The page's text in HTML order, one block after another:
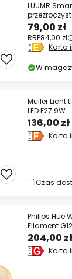
LUUMR
79,00 zł
RRP84,00 zł
Karta
W
Müller Licht
LED E27 9W
136,00 zł
Karta
Czas
Philips Hue
Filament
204,00 zł
Karta